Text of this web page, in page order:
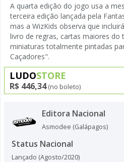
A quarta edição do jogo usa a
terceira edição lançada pela
mas a WizKids observa que
livro de regras, cartas maiores do
miniaturas totalmente pintadas
Caçadores".
LUDOSTORE
R$ 446,34(no boleto)
Editora Nacional
Asmodee (Galápagos)
Status Nacional
Lançado (Agosto/2020)